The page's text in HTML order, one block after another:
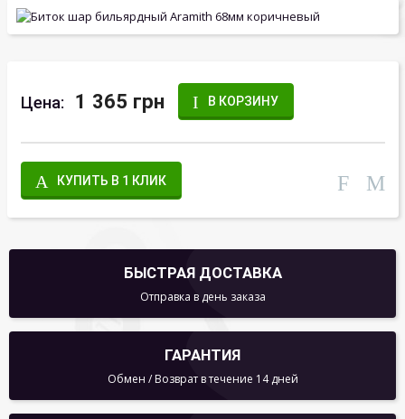
Цена: 1 365 грн В КОРЗИНУ
КУПИТЬ В 1 КЛИК
БЫСТРАЯ ДОСТАВКА
Отправка в день заказа
ГАРАНТИЯ
Обмен / Возврат в течение 14 дней